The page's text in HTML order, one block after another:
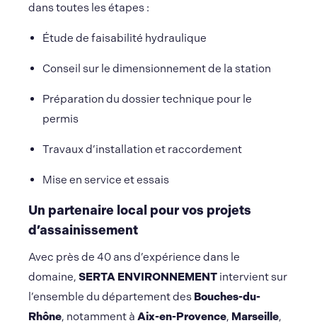
dans toutes les étapes :
Étude de faisabilité hydraulique
Conseil sur le dimensionnement de la station
Préparation du dossier technique pour le
permis
Travaux d’installation et raccordement
Mise en service et essais
Un partenaire local pour vos projets
d’assainissement
Avec près de 40 ans d’expérience dans le
domaine, SERTA ENVIRONNEMENT intervient sur
l’ensemble du département des Bouches-du-
Rhône, notamment à Aix-en-Provence, Marseille,